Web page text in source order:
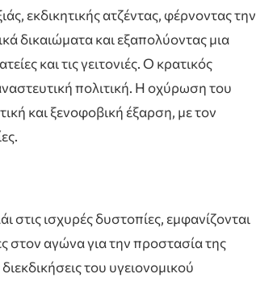
εκδικητικής ατζέντας, φέρνοντας την
δικαιώματα και εξαπολύοντας μια
και τις γειτονιές. Ο κρατικός
πολιτική. Η οχύρωση του
και ξενοφοβική έξαρση, με τον
ισχυρές δυστοπίες, εμφανίζονται
στον αγώνα για την προστασία της
του υγειονομικού